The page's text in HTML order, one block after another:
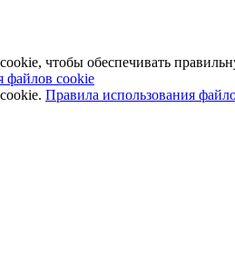
чтобы обеспечивать
файлов cookie
Правила использования